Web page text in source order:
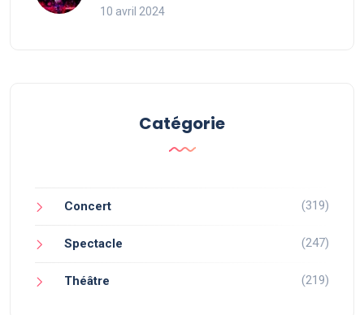
10 avril 2024
Catégorie
Concert (319)
Spectacle (247)
Théâtre (219)